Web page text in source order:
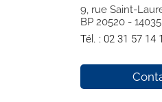
9, rue Saint-
BP 20520 -
Tél. : 02 31 57 14